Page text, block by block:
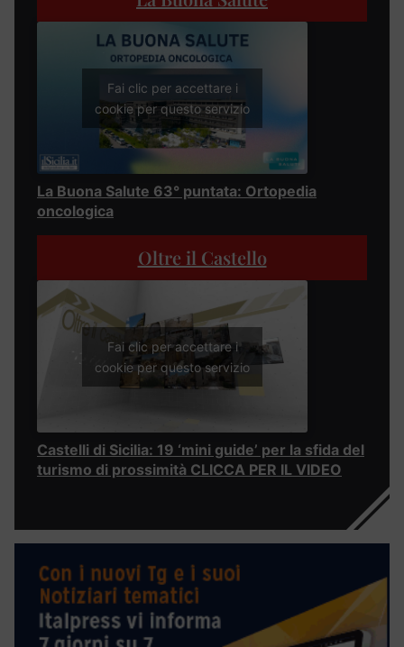
Fai clic per accettare i
cookie per questo servizio
La Buona Salute 63° puntata: Ortopedia
oncologica
Oltre il Castello
Fai clic per accettare i
cookie per questo servizio
Castelli di Sicilia: 19 ‘mini guide’ per la sfida del
turismo di prossimità CLICCA PER IL VIDEO